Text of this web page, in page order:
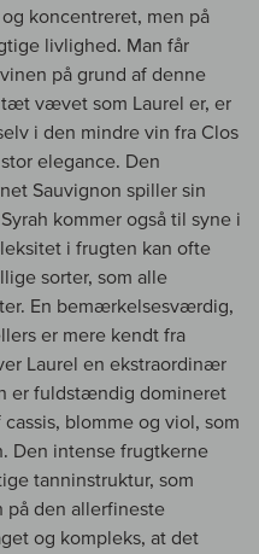
koncentreret, men på
livlighed. Man får
på grund af denne
vævet som Laurel er, er
i den mindre vin fra Clos
elegance. Den
Sauvignon spiller sin
kommer også til syne i
i frugten kan ofte
sorter, som alle
En bemærkelsesværdig,
er mere kendt fra
Laurel en ekstraordinær
er fuldstændig domineret
blomme og viol, som
Den intense frugtkerne
tanninstruktur, som
på den allerfineste
og kompleks, at det